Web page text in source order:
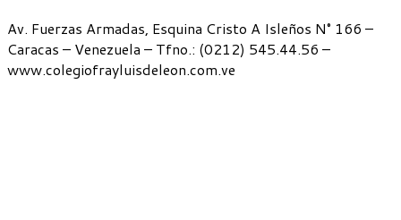
Av. Fuerzas Armadas, Esquina Cristo A Isleños N° 166 –
Caracas – Venezuela – Tfno.: (0212) 545.44.56 –
www.colegiofrayluisdeleon.com.ve